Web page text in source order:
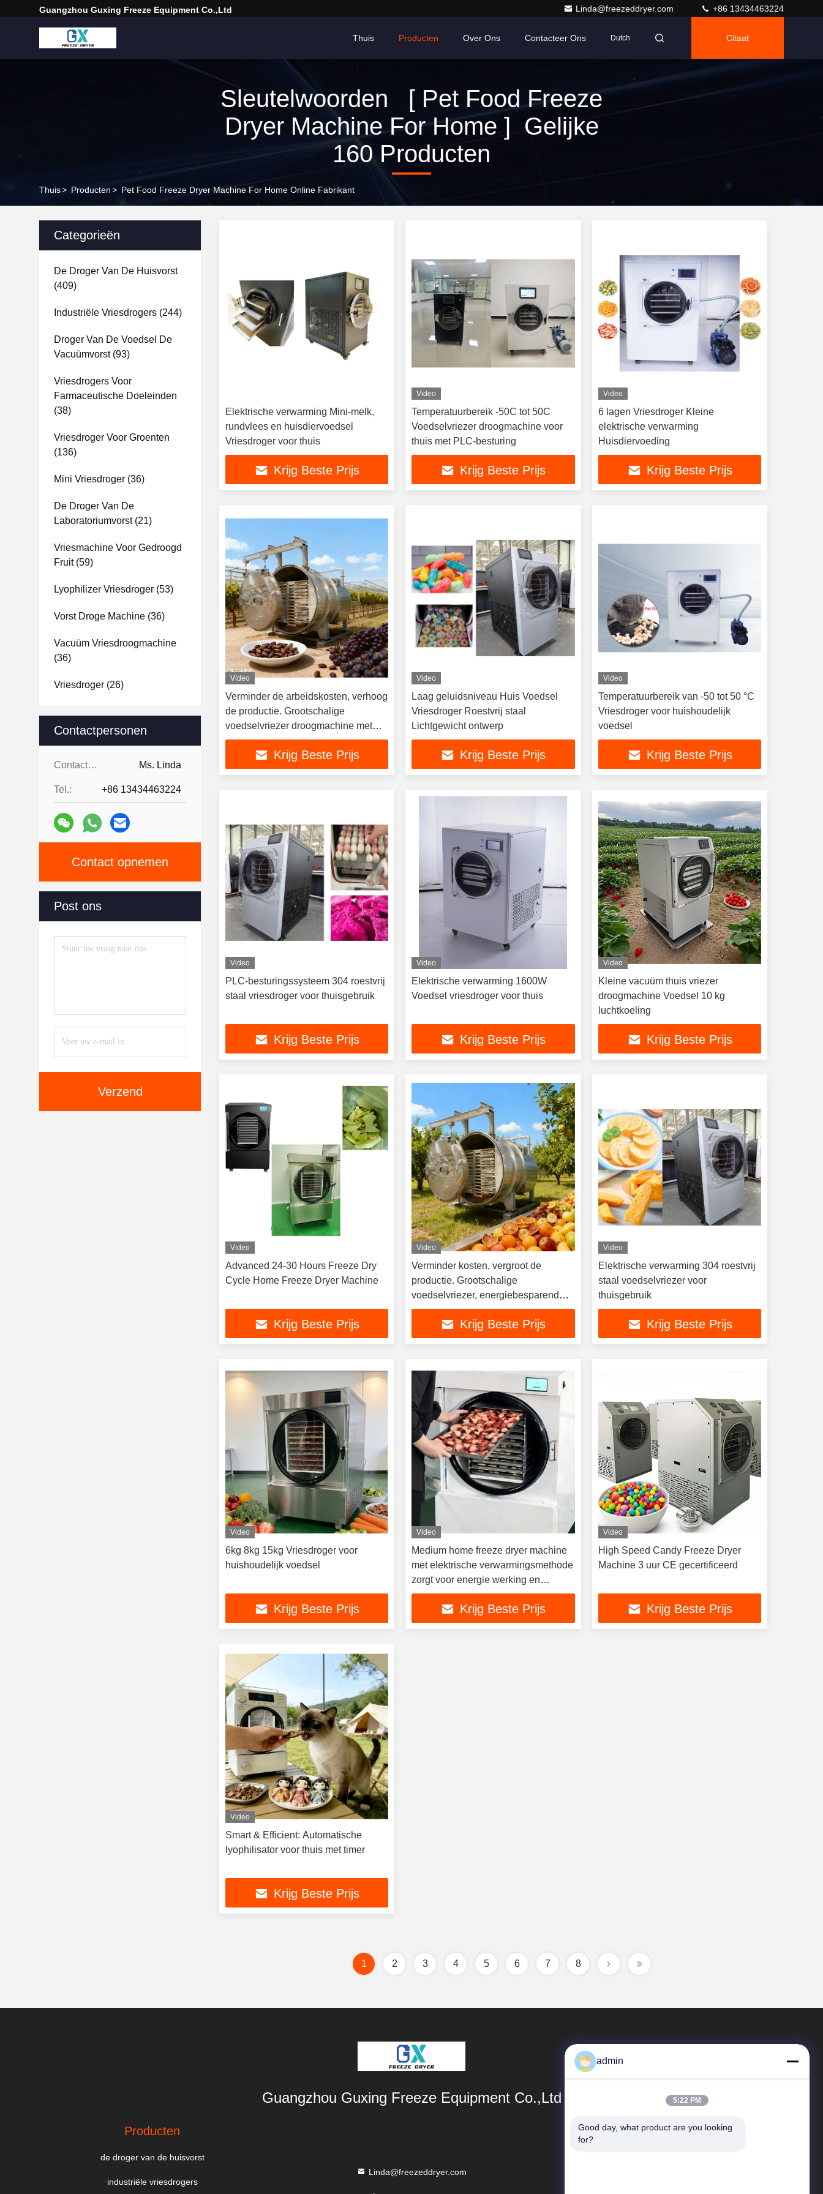
Guangzhou Guxing Freeze Equipment Co.,Ltd Linda@freezeddryer.com +86 13434463224
Thuis Producten Over Ons Contacteer Ons Dutch Citaat
Sleutelwoorden [ Pet Food Freeze
Dryer Machine For Home ] Gelijke
160 Producten
Thuis> Producten> Pet Food Freeze Dryer Machine For Home Online Fabrikant
Categorieën
De Droger Van De Huisvorst
(409)
Industriële Vriesdrogers (244)
Droger Van De Voedsel De
Vacuümvorst(93)
Vriesdrogers Voor
Farmaceutische Doeleinden
(38)
Vriesdroger Voor Groenten
(136)
Mini Vriesdroger (36)
De Droger Van De
Laboratoriumvorst(21)
Vriesmachine Voor Gedroogd
Fruit(59)
Lyophilizer Vriesdroger (53)
Vorst Droge Machine (36)
Vacuüm Vriesdroogmachine
(36)
Vriesdroger (26)
Contactpersonen
Contactpersonen: Ms. Linda
Tel.: +86 13434463224
Contact opnemen
Post ons
Verzend
Elektrische verwarming Mini-melk,
rundvlees en huisdiervoedsel
Vriesdroger voor thuis
Krijg Beste Prijs
Video
Temperatuurbereik -50C tot 50C
Voedselvriezer droogmachine voor
thuis met PLC-besturing
Krijg Beste Prijs
Video
6 lagen Vriesdroger Kleine
elektrische verwarming
Huisdiervoeding
Krijg Beste Prijs
Video
Verminder de arbeidskosten, verhoog
de productie. Grootschalige
voedselvriezer droogmachine met
geautomatiseerde cycli, snelle
droogtijden, laag onderhoud en
robuust industrieel ontwerp
Krijg Beste Prijs
Video
Laag geluidsniveau Huis Voedsel
Vriesdroger Roestvrij staal
Lichtgewicht ontwerp
Krijg Beste Prijs
Video
Temperatuurbereik van -50 tot 50 °C
Vriesdroger voor huishoudelijk
voedsel
Krijg Beste Prijs
Video
PLC-besturingssysteem 304 roestvrij
staal vriesdroger voor thuisgebruik
Krijg Beste Prijs
Video
Elektrische verwarming 1600W
Voedsel vriesdroger voor thuis
Krijg Beste Prijs
Video
Kleine vacuüm thuis vriezer
droogmachine Voedsel 10 kg
luchtkoeling
Krijg Beste Prijs
Video
Advanced 24-30 Hours Freeze Dry
Cycle Home Freeze Dryer Machine
Krijg Beste Prijs
Video
Verminder kosten, vergroot de
productie. Grootschalige
voedselvriezer, energiebesparend
ontwerp, snelle droge cycli en weinig
onderhoud
Krijg Beste Prijs
Video
Elektrische verwarming 304 roestvrij
staal voedselvriezer voor
thuisgebruik
Krijg Beste Prijs
Video
6kg 8kg 15kg Vriesdroger voor
huishoudelijk voedsel
Krijg Beste Prijs
Video
Medium home freeze dryer machine
met elektrische verwarmingsmethode
zorgt voor energie werking en
consistent drogen over batches
Krijg Beste Prijs
Video
High Speed Candy Freeze Dryer
Machine 3 uur CE gecertificeerd
Krijg Beste Prijs
Video
Smart & Efficient: Automatische
lyophilisator voor thuis met timer
Krijg Beste Prijs
1 2 3 4 5 6 7 8
Guangzhou Guxing Freeze Equipment Co.,Ltd
Producten
de droger van de huisvorst
industriële vriesdrogers
Linda@freezeddryer.com
Snelkoppelingen
admin
5:22 PM
Good day, what product are you looking
for?